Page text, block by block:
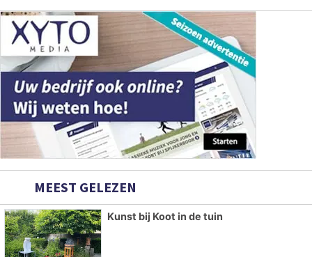
MEEST GELEZEN
Kunst bij Koot in de tuin